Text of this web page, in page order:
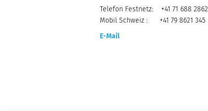
Telefon Festnetz: +41 71 688 2862
Mobil Schweiz : +41 79 8621 345
E-Mail